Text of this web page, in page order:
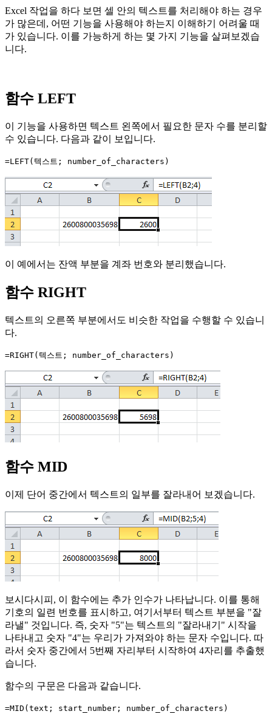
Excel 작업을 하다 보면 셀 안의 텍스트를 처리해야 하는 경우
가 많은데, 어떤 기능을 사용해야 하는지 이해하기 어려울 때
가 있습니다. 이를 가능하게 하는 몇 가지 기능을 살펴보겠습
니다.
함수 LEFT
이 기능을 사용하면 텍스트 왼쪽에서 필요한 문자 수를 분리할
수 있습니다. 다음과 같이 보입니다.
=LEFT(텍스트; number_of_characters)
이 예에서는 잔액 부분을 계좌 번호와 분리했습니다.
함수 RIGHT
텍스트의 오른쪽 부분에서도 비슷한 작업을 수행할 수 있습니
다.
=RIGHT(텍스트; number_of_characters)
함수 MID
이제 단어 중간에서 텍스트의 일부를 잘라내어 보겠습니다.
보시다시피, 이 함수에는 추가 인수가 나타납니다. 이를 통해
기호의 일련 번호를 표시하고, 여기서부터 텍스트 부분을 "잘
라낼" 것입니다. 즉, 숫자 "5"는 텍스트의 "잘라내기" 시작을
나타내고 숫자 "4"는 우리가 가져와야 하는 문자 수입니다. 따
라서 숫자 중간에서 5번째 자리부터 시작하여 4자리를 추출했
습니다.
함수의 구문은 다음과 같습니다.
=MID(text; start_number; number_of_characters)